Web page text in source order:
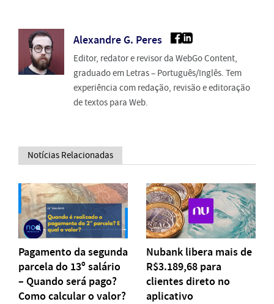
Alexandre G. Peres
Editor, redator e revisor da WebGo Content,
graduado em Letras – Português/Inglês. Tem
experiência com redação, revisão e editoração
de textos para Web.
Notícias Relacionadas
Pagamento da segunda
parcela do 13º salário
– Quando será pago?
Como calcular o valor?
Nubank libera mais de
R$3.189,68 para
clientes direto no
aplicativo